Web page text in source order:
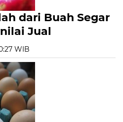
dari Buah Segar
Jual
WIB